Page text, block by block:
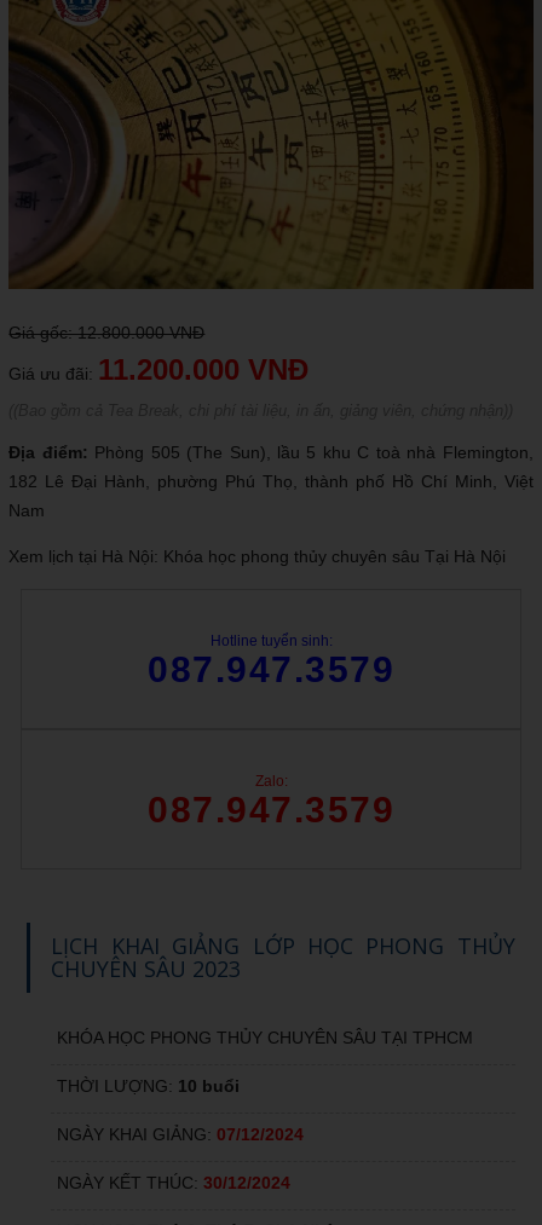
Giá gốc: 12.800.000 VNĐ
Giá ưu đãi: 11.200.000 VNĐ
Địa điểm: Phòng 505 (The Sun), lầu 5 khu C toà nhà Flemington,
182 Lê Đại Hành, phường Phú Thọ, thành phố Hồ Chí Minh, Việt
Nam
Xem lịch tại Hà Nội: Khóa học phong thủy chuyên sâu Tại Hà Nội
Hotline tuyển sinh:
087.947.3579
Zalo:
087.947.3579
LỊCH KHAI GIẢNG LỚP HỌC PHONG THỦY
CHUYÊN SÂU 2023
KHÓA HỌC PHONG THỦY CHUYÊN SÂU TẠI TPHCM
THỜI LƯỢNG: 10 buổi
NGÀY KHAI GIẢNG: 07/12/2024
NGÀY KẾT THÚC:30/12/2024